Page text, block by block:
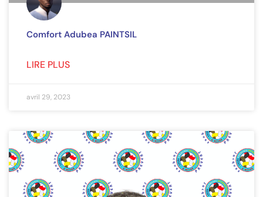
Comfort Adubea PAINTSIL
LIRE PLUS
avril 29, 2023